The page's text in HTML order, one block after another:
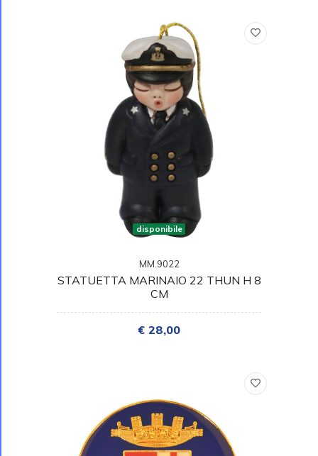
disponibile
MM.9022
STATUETTA MARINAIO 22 THUN H 8
CM
€ 28,00